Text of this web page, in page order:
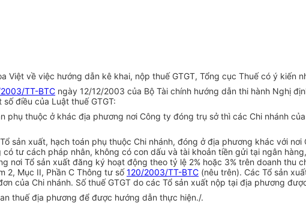
về việc hướng dẫn kê khai, nộp thuế GTGT, Tổng cục Thuế có ý kiến
TT-BTC ngày 12/12/2003 của Bộ Tài chính hướng dẫn thi hành Nghị
điều của Luật thuế GTGT:
phụ thuộc ở khác địa phương nơi Công ty đóng trụ sở thì các Chi nhánh
sản xuất, hạch toán phụ thuộc Chi nhánh, đóng ở địa phương khác với
tư cách pháp nhân, không có con dấu và tài khoản tiền gửi tại ngân
nơi Tổ sản xuất đăng ký hoạt động theo tỷ lệ 2% hoặc 3% trên doanh thu
2, Mục II, Phần C Thông tư số120/2003/TT-BTC (nêu trên). Các Tổ sản
của Chi nhánh. Số thuế GTGT do các Tổ sản xuất nộp tại địa phương
thuế địa phương để được hướng dẫn thực hiện./.